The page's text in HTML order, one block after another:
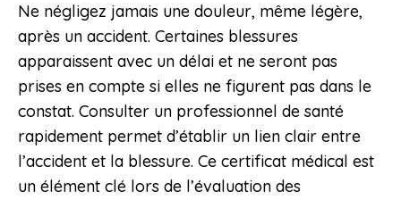
Ne négligez jamais une douleur, même légère,
après un accident. Certaines blessures
apparaissent avec un délai et ne seront pas
prises en compte si elles ne figurent pas dans le
constat. Consulter un professionnel de santé
rapidement permet d’établir un lien clair entre
l’accident et la blessure. Ce certificat médical est
un élément clé lors de l’évaluation des